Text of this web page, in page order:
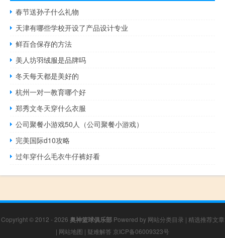
春节送孙子什么礼物
天津有哪些学校开设了产品设计专业
鲜百合保存的方法
美人坊羽绒服是品牌吗
冬天每天都是美好的
杭州一对一教育哪个好
郑秀文冬天穿什么衣服
公司聚餐小游戏50人（公司聚餐小游戏）
完美国际d10攻略
过年穿什么毛衣牛仔裤好看
Copyright © 2012 - 2026 奥神篮球俱乐部Powered by 网站分类目录 | 精选推荐文章
| 网站地图 | 疑难解答 京ICP备06009323号